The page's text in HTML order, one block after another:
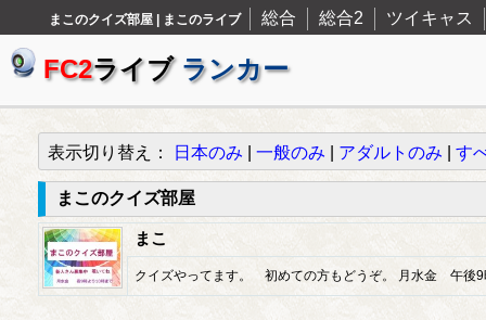
まこのクイズ部屋 | まこのライブ 総合 総合2 ツイキャス
FC2ライブ ランカー
表示切り替え： 日本のみ 一般のみ アダルトのみ す
まこのクイズ部屋
まこ
クイズやってます。 初めての方もどうぞ。 月水金 午後9